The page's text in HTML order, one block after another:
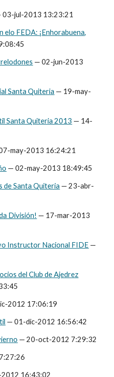
03-jul-2013 13:23:21
elo FEDA: ¡Enhorabuena,
— 02-jun-2013
Santa Quiteria — 19-may-
Santa Quiteria 2013 — 14-
may-2013 16:24:21
— 02-may-2013 18:49:45
de Santa Quiteria — 23-abr-
División! — 17-mar-2013
Instructor Nacional FIDE —
del Club de Ajedrez
2012 17:06:19
— 01-dic-2012 16:56:42
— 20-oct-2012 7:29:32
16:43:02